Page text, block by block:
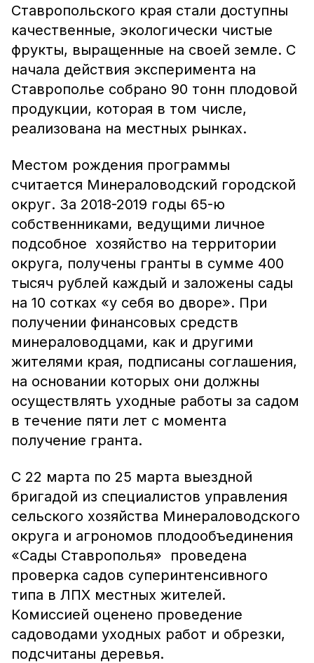
Ставропольского края стали доступны
качественные, экологически чистые
фрукты, выращенные на своей земле. С
начала действия эксперимента на
Ставрополье собрано 90 тонн плодовой
продукции, которая в том числе,
реализована на местных рынках.
Местом рождения программы
считается Минераловодский городской
округ. За 2018-2019 годы 65-ю
собственниками, ведущими личное
подсобное хозяйство на территории
округа, получены гранты в сумме 400
тысяч рублей каждый и заложены сады
на 10 сотках «у себя во дворе». При
получении финансовых средств
минераловодцами, как и другими
жителями края, подписаны соглашения,
на основании которых они должны
осуществлять уходные работы за садом
в течение пяти лет с момента
получение гранта.
С 22 марта по 25 марта выездной
бригадой из специалистов управления
сельского хозяйства Минераловодского
округа и агрономов плодообъединения
«Сады Ставрополья» проведена
проверка садов суперинтенсивного
типа в ЛПХ местных жителей.
Комиссией оценено проведение
садоводами уходных работ и обрезки,
подсчитаны деревья.